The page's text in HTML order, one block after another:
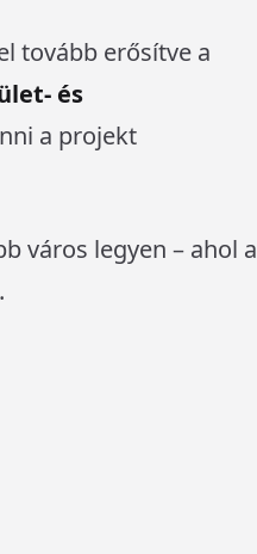
tovább erősítve a
és
a projekt
város legyen – ahol a